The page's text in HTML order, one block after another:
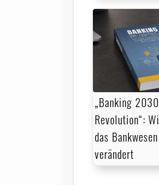
„Banking
Revolution“:
das
verändert